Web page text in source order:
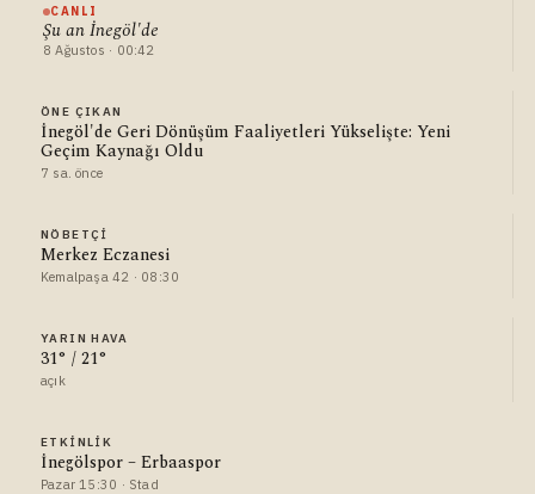
CANLI
Şu an İnegöl'de
8 Ağustos · 00:42
ÖNE ÇIKAN
İnegöl'de Geri Dönüşüm Faaliyetleri Yükselişte: Yeni
Geçim Kaynağı Oldu
7 sa. önce
NÖBETÇI
Merkez Eczanesi
Kemalpaşa 42 · 08:30
YARIN HAVA
31° / 21°
açık
ETKINLIK
İnegölspor – Erbaaspor
Pazar 15:30 · Stad